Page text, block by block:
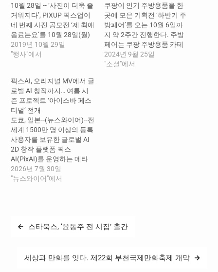
10월 28일 -- ‘사진이 더욱 즐
거워지다’, PIXUP 픽스업이
네 번째 사진 공모전 ‘제 최애
음료는요’를 10월 28일(월)
부터 11월 30일(토)까지 진
행한다. 촬영 기기 관계없이
라면 수량 관계없이 출품할
수 있다. 공모전 참여 방법은
다음과 같다. 1) 픽스업 사이
트 무료 회원가입 2)…
2019년 10월 29일
"행사"에서
쿠팡이 인기 주방용품을 한
곳에 모은 기획전 ‘하반기 주
방페어’를 오는 10월 6일까
지 약 2주간 진행한다. 주방
페어는 쿠팡 주방용품 카테
고리 대표 할인전으로, 올 하
반기에는 캠핑/피크닉용품
2024년 9월 25일
"소셜"에서
픽스AI, 오리지널 MV에서 글
로벌 AI 창작까지… 여름 시
즌 프로젝트 ‘아이스바 페스
티벌’ 전개
도쿄, 일본--(뉴스와이어)--전
세계 1500만 명 이상의 등록
사용자를 보유한 글로벌 AI
2D 창작 플랫폼 픽스
AI(PixAI)를 운영하는 메타
노멀리 K.K.(Metanomaly
K.K., 대표 레이븐 가오)는 오
트 ‘아이스바 페스티벌’을 전
by Mika Kohinata) : 픽스AI…
2026년 7월 30일
"뉴스와이어"에서
글
스타북스, ‘윤동주 전 시집’ 출간
세상과 만화를 잇다. 제22회 부천국제만화축제 개막